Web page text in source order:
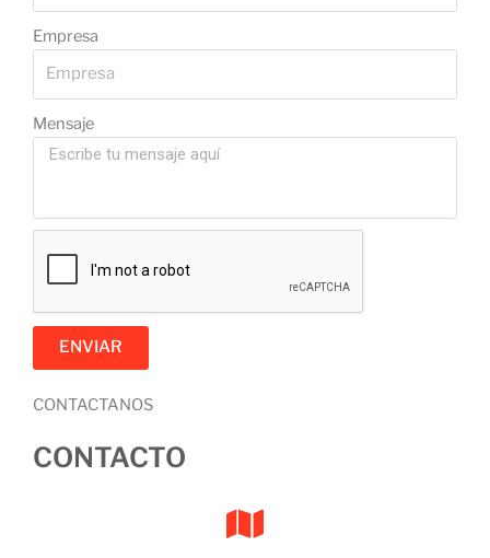
Empresa
Mensaje
ENVIAR
CONTACTANOS
CONTACTO